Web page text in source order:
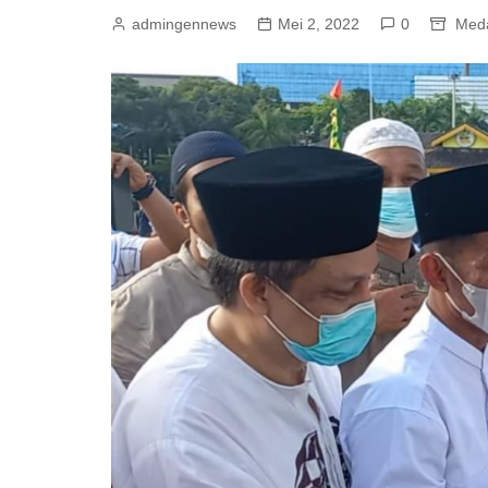
admingennews Mei 2, 2022 0